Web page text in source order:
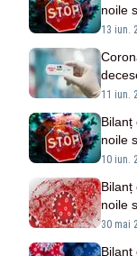
noile
13 iun.
11 iun.
Bilanț
noile
10 iun.
Bilanț
noile
30 mai
Bilanț